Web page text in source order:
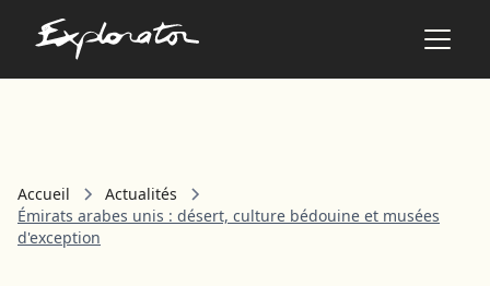
AFRIQUE DU SUD
ALBANIE
ALGÉRIE
Accueil
Actualités
Émirats arabes unis : désert, culture bédouine et musées
d'exception